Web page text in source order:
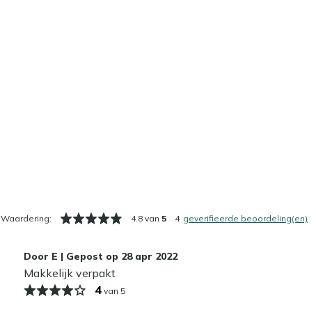
Waardering: 4.8 van 5 4 geverifieerde beoordeling(en)
Door E | Gepost op 28 apr 2022
Makkelijk verpakt
4 van 5